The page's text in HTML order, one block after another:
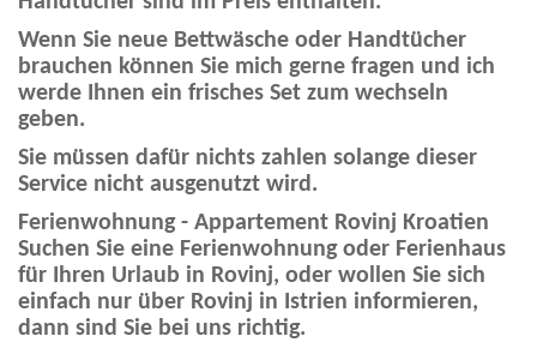
Wenn Sie neue Bettwäsche oder Handtücher
brauchen können Sie mich gerne fragen und ich
werde Ihnen ein frisches Set zum wechseln
geben.
Sie müssen dafür nichts zahlen solange dieser
Service nicht ausgenutzt wird.
Ferienwohnung - Appartement Rovinj Kroatien
Suchen Sie eine Ferienwohnung oder Ferienhaus
für Ihren Urlaub in Rovinj, oder wollen Sie sich
einfach nur über Rovinj in Istrien informieren,
dann sind Sie bei uns richtig.